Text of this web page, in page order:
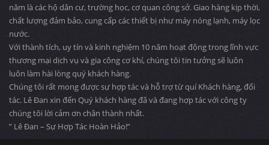
năm là các hộ dân cư, trường học, cơ quan công sở. Giao hàng kịp thời,
chất lượng đảm bảo, cung cấp các thiết bị như máy nóng lạnh, máy lọc
nước.
Với thành tích, uy tín và kinh nghiệm 10 năm hoạt động trong lĩnh vực
thương mại dịch vụ và gia công cơ khí, chúng tôi tin tưởng sẽ luôn
luôn làm hài lòng quý khách hàng.
Chúng tôi rất mong được sự hợp tác và hỗ trợ từ quí Khách hàng, đối
tác. Lê Đan xin đến Quý khách hàng đã và đang hợp tác với công ty
chúng tôi lời cảm ơn chân thành nhất.
” Lê Đan – Sự Hợp Tác Hoàn Hảo!”